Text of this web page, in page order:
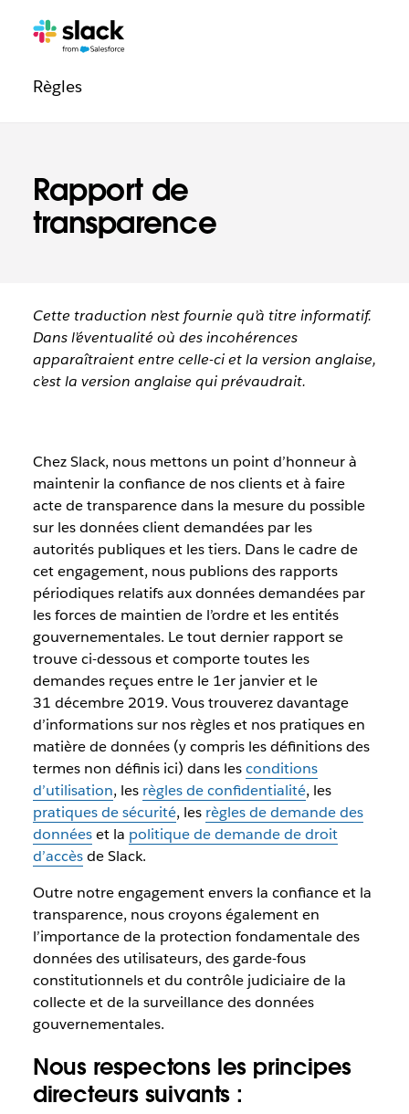
Rapport de
transparence
Navigation
légale
Pages
Règlessupplémentaires
Cette traduction n’est fournie qu’à titre informatif.
Dans l’éventualité où des incohérences
apparaîtraient entre celle-ci et la version anglaise,
c’est la version anglaise qui prévaudrait.
Chez Slack, nous mettons un point d’honneur à
maintenir la confiance de nos clients et à faire
acte de transparence dans la mesure du possible
sur les données client demandées par les
autorités publiques et les tiers. Dans le cadre de
cet engagement, nous publions des rapports
périodiques relatifs aux données demandées par
les forces de maintien de l’ordre et les entités
gouvernementales. Le tout dernier rapport se
trouve ci-dessous et comporte toutes les
demandes reçues entre le 1er janvier et le
31 décembre 2019. Vous trouverez davantage
d’informations sur nos règles et nos pratiques en
matière de données (y compris les définitions des
termes non définis ici) dans lesconditions
d’utilisation, les règles de confidentialité, les
pratiques de sécurité, les règles de demande des
donnéeset la politique de demande de droit
d’accèsde Slack.
Outre notre engagement envers la confiance et la
transparence, nous croyons également en
l’importance de la protection fondamentale des
données des utilisateurs, des garde-fous
constitutionnels et du contrôle judiciaire de la
collecte et de la surveillance des données
gouvernementales.
Nous respectons les principes
directeurs suivants :